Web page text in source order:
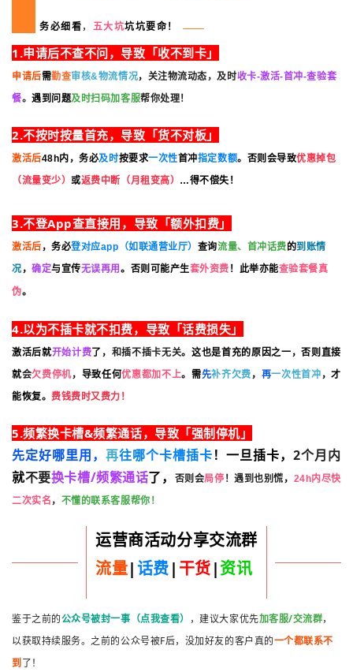
务必细看， 五大坑坑坑要命！
1.申请后不查不问，导致「收不到卡」
申请后需勤查审核&物流情况， 关注物流动态，及时收卡-激活-首冲-查验套
餐。遇到问题及时扫码加客服帮你处理！
2.不按时按量首充，导致「货不对板」
激活后48h内，务必及时按要求一次性首冲指定数额。否则会导致优惠掉包
（流量变少）或返费中断（月租变高） …得不偿失！
3.不登App查直接用 ，导致 「额外扣费」
激活后 ，务必登对应app（如联通营业厅） 查询流量、首冲话费 的到账情
况 ，确定与宣传无误再用。否则可能产生套外资费 ！此举亦能查验套餐真
伪。
4.以为不插卡就不扣费，导致「话费损失」
激活后就开始计费 了， 和插不插卡无关。这也是首充的原因之一，否则直接
就会欠费停机，导致任何优惠都加不上。需先补齐欠费 ， 再一次性首冲 ，才
能恢复。费钱费时又费力！
5.频繁换卡槽&频繁通话，导致「强制停机」
先定好哪里用，再往哪个卡槽插卡！一旦插卡，2个月内
就不要换卡槽/频繁通话了， 否则会局停 ！遇到也别慌 ， 24h内尽快
二次实名 ， 不懂的联系客服帮你！
运营商活动分享交流群
流量|话费| 干货|资讯
鉴于之前的公众号被封一事（点我查看） ，建议大家优先加客服/交流群，
以获取持续服务。之前的公众号被F后，没加好友的客户真的一个都联系不
到 了！